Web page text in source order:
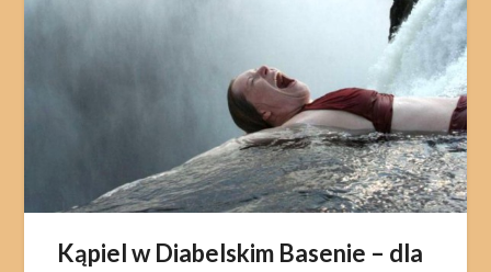
Kąpiel w Diabelskim Basenie – dla